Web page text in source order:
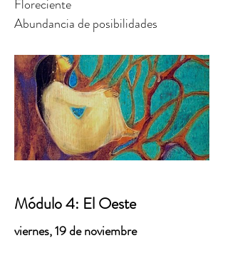
Floreciente
Abundancia de posibilidades
Módulo 4: El Oeste
viernes, 19 de noviembre